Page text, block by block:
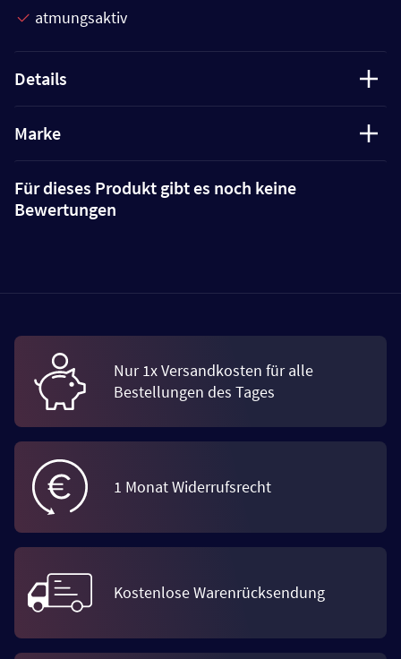
atmungsaktiv
Details
Marke
Für dieses Produkt gibt es noch keine
Bewertungen
Nur 1x Versandkosten für alle
Bestellungen des Tages
1 Monat Widerrufsrecht
Kostenlose Warenrücksendung